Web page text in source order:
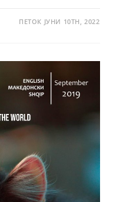
ПЕТОК ЈУНИ 10TH, 2022